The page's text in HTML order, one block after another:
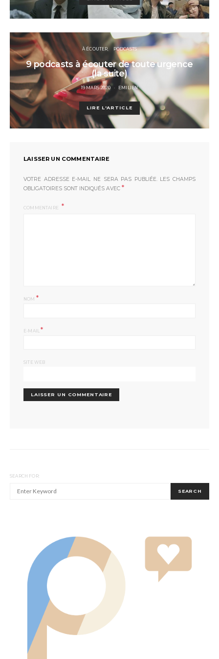
À ÉCOUTER PODCASTS
9 podcasts à écouter de toute urgence
(la suite)
POSTED
ON
19 MARS 2020 EMILIEN
LIRE L'ARTICLE
LAISSER UN COMMENTAIRE
VOTRE ADRESSE E-MAIL NE SERA PAS PUBLIÉE. LES CHAMPS
OBLIGATOIRES SONT INDIQUÉS AVEC *
COMMENTAIRE
NOM *
E-MAIL *
SITE WEB
SEARCH FOR:
SEARCH